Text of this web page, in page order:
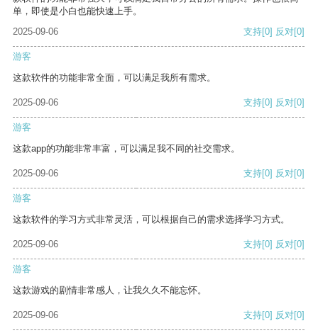
单，即使是小白也能快速上手。
2025-09-06
支持[0] 反对[0]
游客
这款软件的功能非常全面，可以满足我所有需求。
2025-09-06 支持[0] 反对[0]
游客
这款app的功能非常丰富，可以满足我不同的社交需求。
2025-09-06 支持[0] 反对[0]
游客
这款软件的学习方式非常灵活，可以根据自己的需求选择学习方式。
2025-09-06 支持[0] 反对[0]
游客
这款游戏的剧情非常感人，让我久久不能忘怀。
2025-09-06 支持[0] 反对[0]